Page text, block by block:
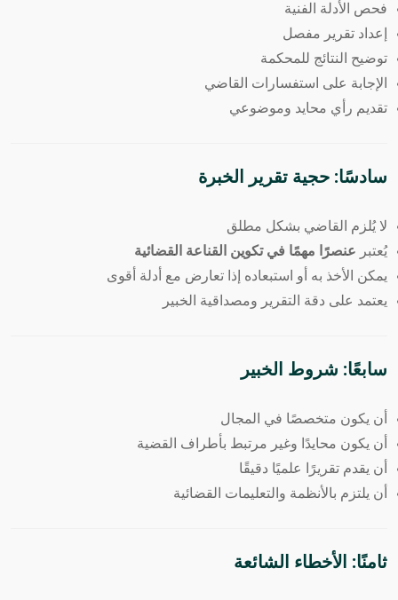
فحص الأدلة الفنية
إعداد تقرير مفصل
توضيح النتائج للمحكمة
الإجابة على استفسارات القاضي
تقديم رأي محايد وموضوعي
سادسًا: حجية تقرير الخبرة
لا يُلزم القاضي بشكل مطلق
يُعتبر عنصرًا مهمًا في تكوين القناعة القضائية
يمكن الأخذ به أو استبعاده إذا تعارض مع أدلة أقوى
يعتمد على دقة التقرير ومصداقية الخبير
سابعًا: شروط الخبير
أن يكون متخصصًا في المجال
أن يكون محايدًا وغير مرتبط بأطراف القضية
أن يقدم تقريرًا علميًا دقيقًا
أن يلتزم بالأنظمة والتعليمات القضائية
ثامنًا: الأخطاء الشائعة